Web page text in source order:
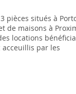
pièces situés à
de maisons à
locations
par les